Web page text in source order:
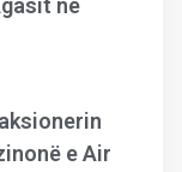
në
e Air